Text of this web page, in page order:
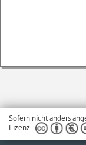
Sofern nicht anders
Lizenz